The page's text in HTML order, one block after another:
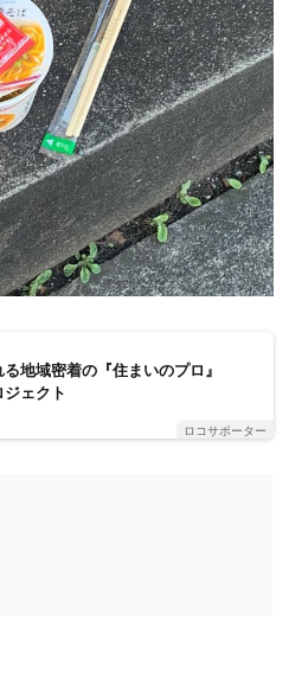
地域密着の『住まいのプロ』
ジェクト
ロコサポーター